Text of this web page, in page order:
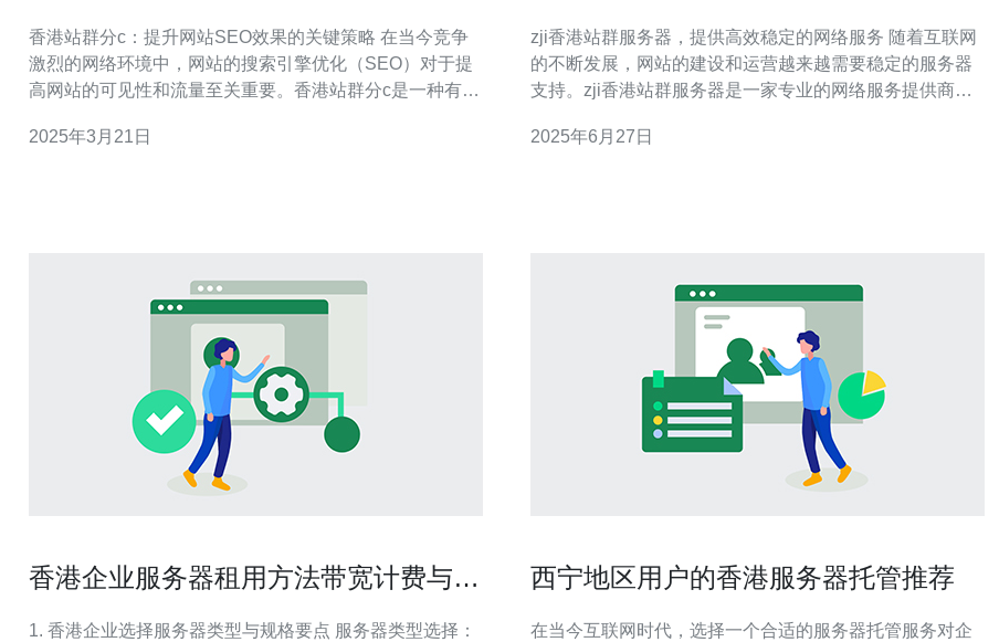
香港站群分c：提升网站SEO效果的关键策略 在当今竞争
激烈的网络环境中，网站的搜索引擎优化（SEO）对于提
高网站的可见性和流量至关重要。香港站群分c是一种有效
分c的关键策略，帮助您优化网站并获得更多的访问者。
2025年3月21日
zji香港站群服务器，提供高效稳定的网络服务 随着互联网
的不断发展，网站的建设和运营越来越需要稳定的服务器
支持。zji香港站群服务器是一家专业的网络服务提供商，
器提供的服务包括但不限于： 站群服务器租用 网站建设和
2025年6月27日
香港企业服务器租用方法带宽计费与IP
1. 香港企业选择服务器类型与规格要点 服务器类型选择：
西宁地区用户的香港服务器托管推荐
在当今互联网时代，选择一个合适的服务器托管服务对企